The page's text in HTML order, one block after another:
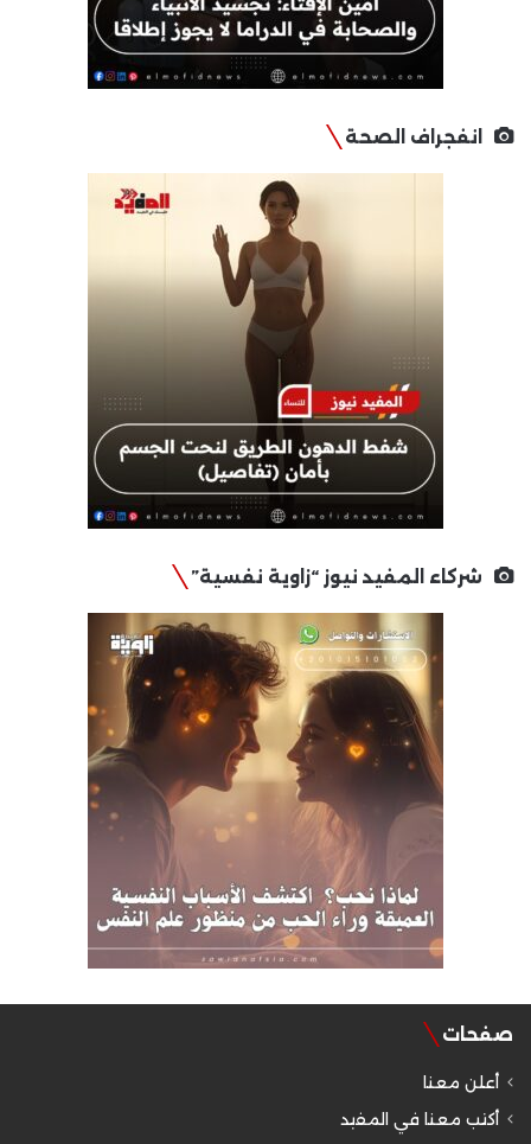
انفجراف الصحة
شركاء المفيد نيوز “زاوية نفسية”
صفحات
أعلن معنا
أكتب معنا في المفيد